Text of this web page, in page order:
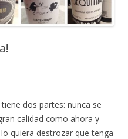
dos partes: nunca se
calidad como ahora y
quiera destrozar que tenga